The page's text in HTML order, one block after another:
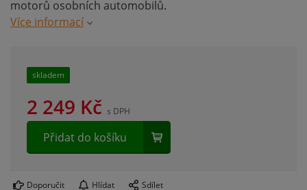
motorů osobních automobilů.
Více informací
skladem
2 249 Kč s DPH
Přidat do košíku
Doporučit Hlídat Sdílet